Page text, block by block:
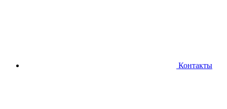
Контакты